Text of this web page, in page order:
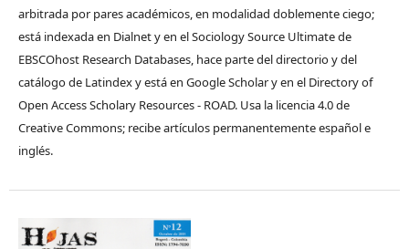
arbitrada por pares académicos, en modalidad doblemente ciego;
está indexada en Dialnet y en el Sociology Source Ultimate de
EBSCOhost Research Databases, hace parte del directorio y del
catálogo de Latindex y está en Google Scholar y en el Directory of
Open Access Scholary Resources - ROAD. Usa la licencia 4.0 de
Creative Commons; recibe artículos permanentemente español e
inglés.